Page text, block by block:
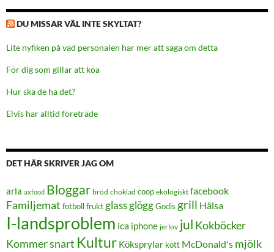
DU MISSAR VÄL INTE SKYLTAT?
Lite nyfiken på vad personalen har mer att säga om detta
För dig som gillar att köa
Hur ska de ha det?
Elvis har alltid företräde
DET HÄR SKRIVER JAG OM
arla axfood Bloggar bröd choklad coop ekologiskt facebook
Familjemat fotboll fruktglassglöggGodis grill Hälsa
I-landsproblem ica iphone jerlov jul Kokböcker
Kommer snart Kultur Köksprylar kött McDonald's mjölk